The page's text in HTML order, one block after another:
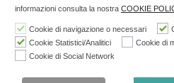
302152 Iscritta al n° 1 del
di Lecce il 15/
Nell'anno 2018 sono stati erogati
informazioni consulta la nostra COOKIE
Cookie di navigazione o necessari
Cookie Statistici/Analitici
Cookie di
Cookie di Social Network